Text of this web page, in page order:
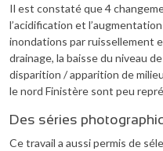
Il est constaté que 4
l’acidification et
inondations par ruissellement
drainage, la baisse du niveau
disparition / apparition de
le nord Finistère sont peu
Des séries
Ce travail a aussi permis de